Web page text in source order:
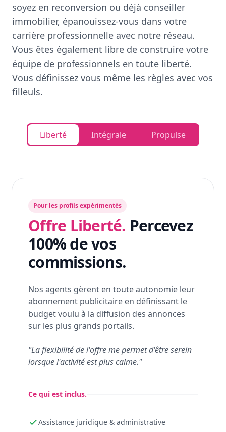
soyez en reconversion ou déjà conseiller
immobilier, épanouissez-vous dans votre
carrière professionnelle avec notre réseau.
Vous êtes également libre de construire votre
équipe de professionnels en toute liberté.
Vous définissez vous même les règles avec vos
filleuls.
Liberté Intégrale Propulse
Pour les profils expérimentés
Offre Liberté. Percevez
100% de vos
commissions.
Nos agents gèrent en toute autonomie leur
abonnement publicitaire en définissant le
budget voulu à la diffusion des annonces
sur les plus grands portails.
"La flexibilité de l'offre me permet d'être serein
lorsque l'activité est plus calme."
Ce qui est inclus.
Assistance juridique & administrative